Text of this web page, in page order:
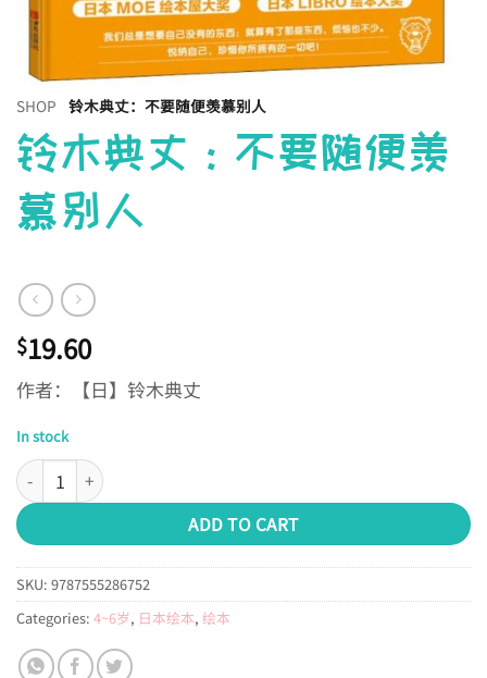
SHOP 铃木典丈：不要随便羡慕别人
铃木典丈：不要随便羡
慕别人
$19.60
作者：【日】铃木典丈
In stock
铃木典丈：不要随便羡慕别人 quantity
ADD TO CART
SKU: 9787555286752
Categories: 4~6岁, 日本绘本, 绘本